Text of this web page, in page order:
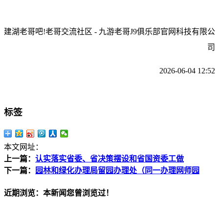
建湖老哥吧!老哥交流社区 - 九游老哥J9俱乐部官网科技有限公
司
2026-06-04 12:52
标签
本文网址：
上一篇： 认实落实省委、省决策摆设和省国资委工做
下一篇：
园林和绿化办理局留园办理处（同一办理网师园
近期浏览：本新闻您曾浏览过！